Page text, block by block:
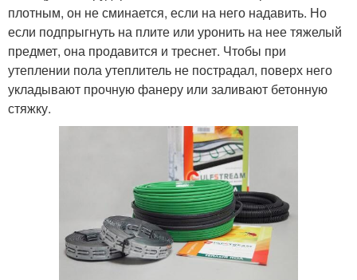
плотным, он не сминается, если на него надавить. Но
если подпрыгнуть на плите или уронить на нее тяжелый
предмет, она продавится и треснет. Чтобы при
утеплении пола утеплитель не пострадал, поверх него
укладывают прочную фанеру или заливают бетонную
стяжку.